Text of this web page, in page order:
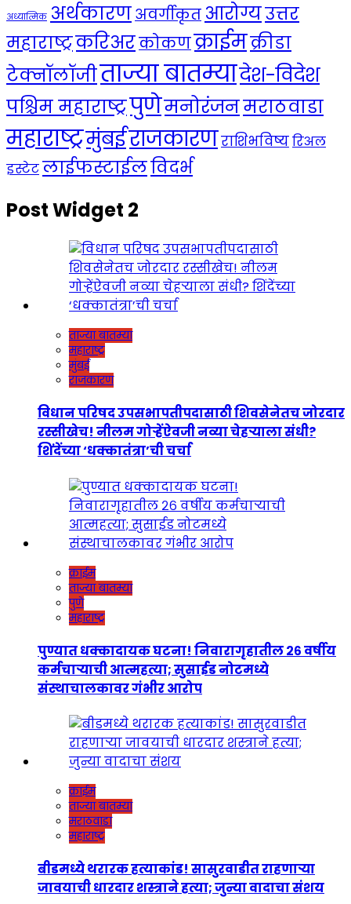
अध्यात्मिक अर्थकारणअवर्गीकृत आरोग्यउत्तर
महाराष्ट्रकरिअरकोकणक्राईमक्रीडा
टेक्नॉलॉजीताज्या बातम्यादेश-विदेश
पश्चिम महाराष्ट्रपुणेमनोरंजनमराठवाडा
महाराष्ट्रमुंबईराजकारणराशिभविष्यरिअल
इस्टेटलाईफस्टाईलविदर्भ
Post Widget 2
ताज्या बातम्या
महाराष्ट्र
मुंबई
राजकारण
विधान परिषद उपसभापतीपदासाठी शिवसेनेतच जोरदार
रस्सीखेच! नीलम गोऱ्हेंऐवजी नव्या चेहऱ्याला संधी?
शिंदेंच्या ‘धक्कातंत्रा’ची चर्चा
क्राईम
ताज्या बातम्या
पुणे
महाराष्ट्र
पुण्यात धक्कादायक घटना! निवारागृहातील २६ वर्षीय
कर्मचाऱ्याची आत्महत्या; सुसाईड नोटमध्ये
संस्थाचालकावर गंभीर आरोप
क्राईम
ताज्या बातम्या
मराठवाडा
महाराष्ट्र
बीडमध्ये थरारक हत्याकांड! सासुरवाडीत राहणाऱ्या
जावयाची धारदार शस्त्राने हत्या; जुन्या वादाचा संशय